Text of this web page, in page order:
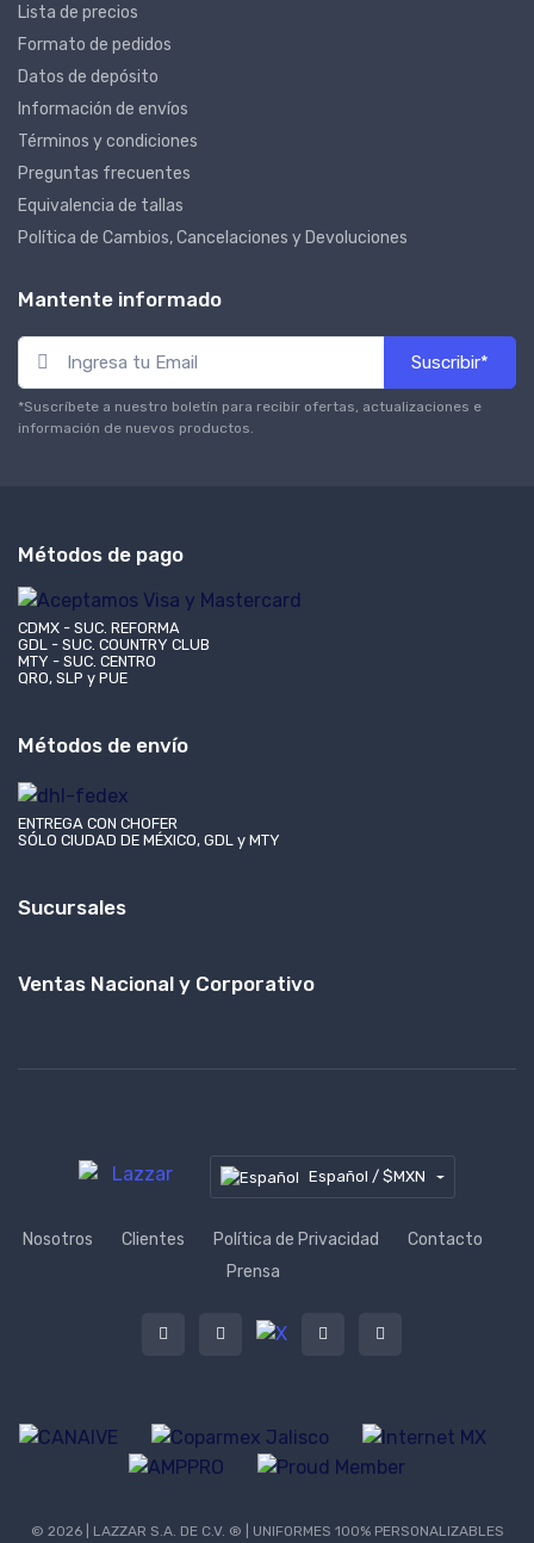
Lista de precios
Formato de pedidos
Datos de depósito
Información de envíos
Términos y condiciones
Preguntas frecuentes
Equivalencia de tallas
Política de Cambios, Cancelaciones y Devoluciones
Mantente informado
Suscribir*
*Suscríbete a nuestro boletín para recibir ofertas, actualizaciones e
información de nuevos productos.
Métodos de pago
CDMX - SUC. REFORMA
GDL - SUC. COUNTRY CLUB
MTY - SUC. CENTRO
QRO, SLP y PUE
Métodos de envío
ENTREGA CON CHOFER
SÓLO CIUDAD DE MÉXICO, GDL y MTY
Sucursales
Ventas Nacional y Corporativo
Español / $MXN
Nosotros Clientes Política de Privacidad
Contacto
Prensa
© 2026 | LAZZAR S.A. DE C.V. ® | UNIFORMES 100% PERSONALIZABLES